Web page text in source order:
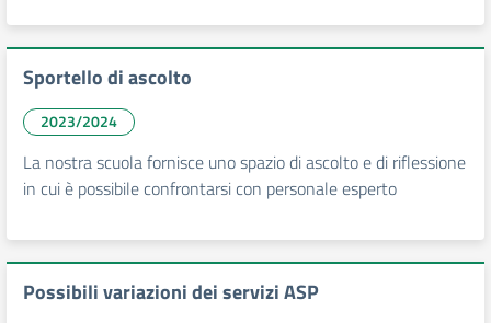
Sportello di ascolto
2023/2024
La nostra scuola fornisce uno spazio di ascolto e di riflessione
in cui è possibile confrontarsi con personale esperto
Possibili variazioni dei servizi ASP